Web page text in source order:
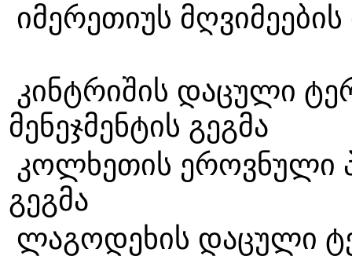
იმერეთიუს
კინტრიშის დაცული
კოლხეთის ეროვნული
ლაგოდეხის დაცული